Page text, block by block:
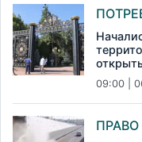
09:00 |
ПРАВО